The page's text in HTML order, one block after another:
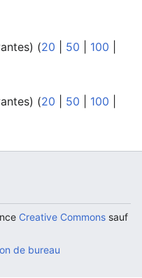
(20 50 100
(20 50 100
Creative Commons sauf
de bureau